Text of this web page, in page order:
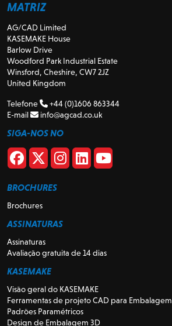
MATRIZ
AG/CAD Limited
KASEMAKE House
Barlow Drive
Woodford Park Industrial Estate
Winsford, Cheshire, CW7 2JZ
United Kingdom
Telefone
+44 (0)1606 863344
E-mail
info@agcad.co.uk
SIGA-NOS NO
BROCHURES
Brochures
ASSINATURAS
Assinaturas
Avaliação gratuita de 14 dias
KASEMAKE
Visão geral do KASEMAKE
Ferramentas de projeto CAD para Embalagem
Padrões Paramétricos
Design de Embalagem 3D